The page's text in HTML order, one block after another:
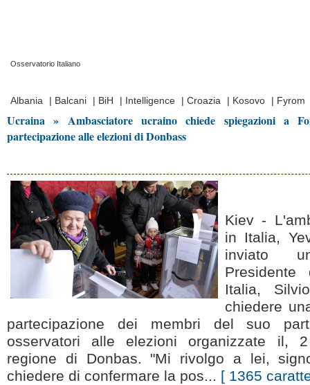
Osservatorio Italiano
Albania
| Balcani | BiH | Intelligence | Croazia | Kosovo | Fyrom
Ucraina » Ambasciatore ucraino chiede spiegazioni a
partecipazione alle elezioni di Donbass
Kiev -
in Italia,
inviato
Italia,
chiedere
partecipazione dei membri del suo
osservatori alle elezioni organizzate il,
regione di Donbas. "Mi rivolgo a lei,
chiedere di confermare la pos... [ 1365